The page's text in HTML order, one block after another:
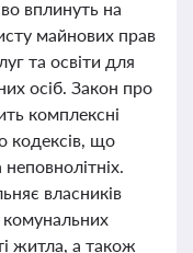
вплинуть на
майнових прав
та освіти для
осіб. Закон про
комплексні
кодексів, що
власників
житла, а також